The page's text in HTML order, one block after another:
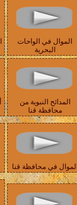
الموال في الواحات
البحرية
المدائح النبوية من
محافظة قنا
الموال في محافظة قنا